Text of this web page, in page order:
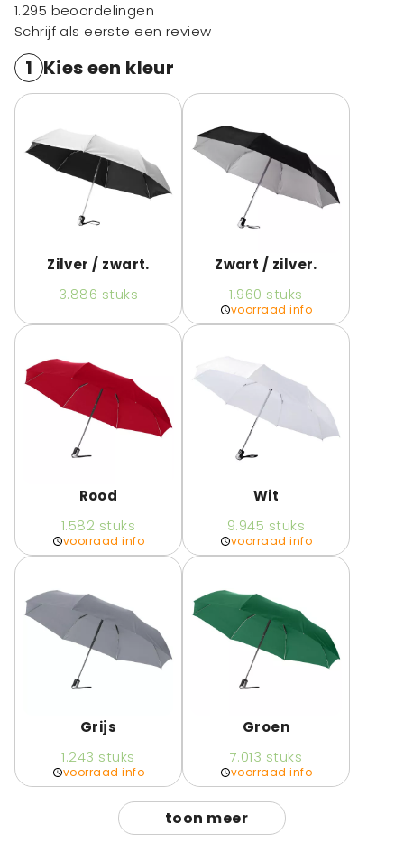
1.295 beoordelingen
Schrijf als eerste een review
1 Kies een kleur
Zilver / zwart.
3.886 stuks
Zwart / zilver.
1.960 stuks
voorraad info
Rood
1.582 stuks
voorraad info
Wit
9.945 stuks
voorraad info
Grijs
1.243 stuks
voorraad info
Groen
7.013 stuks
voorraad info
toon meer